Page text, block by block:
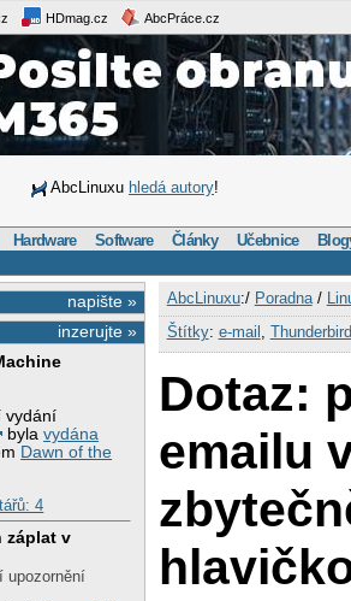
HDmag.cz AbcPráce.cz
AbcLinuxu hledá autory!
Hardware Software Články Učebnice
napište »
inzerujte »
vydání
bylavydána
Dawn of the
4
záplat v
upozornění
AbcLinuxu:/ Poradna/
Štítky: e-mail Thunderbird
Dotaz:
emailu